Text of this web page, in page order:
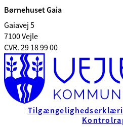
Børnehuset Gaia
Gaiavej 5
7100 Vejle
CVR. 29 18 99 00